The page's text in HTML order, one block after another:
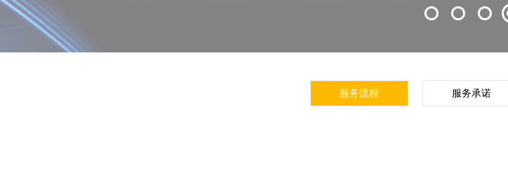
服务流程 服务承诺